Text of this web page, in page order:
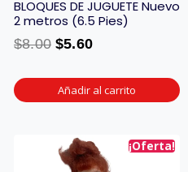
BLOQUES DE JUGUETE Nuevo
2 metros (6.5 Pies)
$8.00 $5.60
Añadir al carrito
¡Oferta!